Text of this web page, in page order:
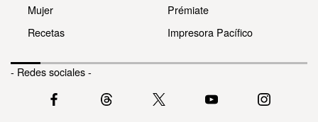
Mujer
Recetas
Prémiate
Impresora Pacífico
- Redes sociales -